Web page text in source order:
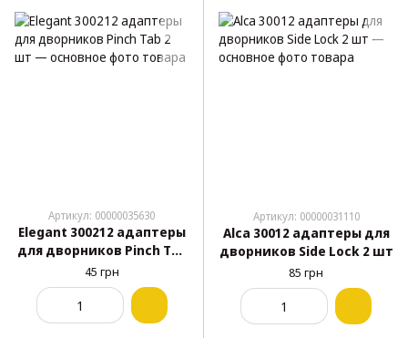
Артикул: 00000035630
Elegant 300212 адаптеры
для дворников Pinch Tab
2 шт
45 грн
Артикул: 00000031110
Alca 30012 адаптеры для
дворников Side Lock 2 шт
85 грн